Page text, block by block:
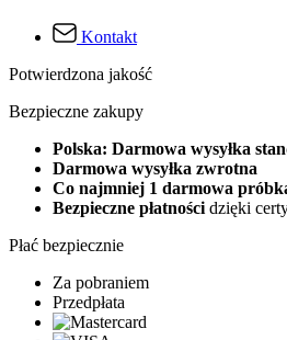
Kontakt
Potwierdzona jakość
Bezpieczne zakupy
Polska: Darmowa wysyłka
Darmowa wysyłka zwrotna
Co najmniej 1 darmowa
Bezpieczne płatności dzięki
Płać bezpiecznie
Za pobraniem
Przedpłata